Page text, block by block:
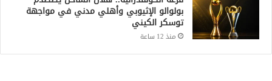
بولوالو الإثيوبي وأهلي مدني في مواجهة
توسكر الكيني
منذ 12 ساعة